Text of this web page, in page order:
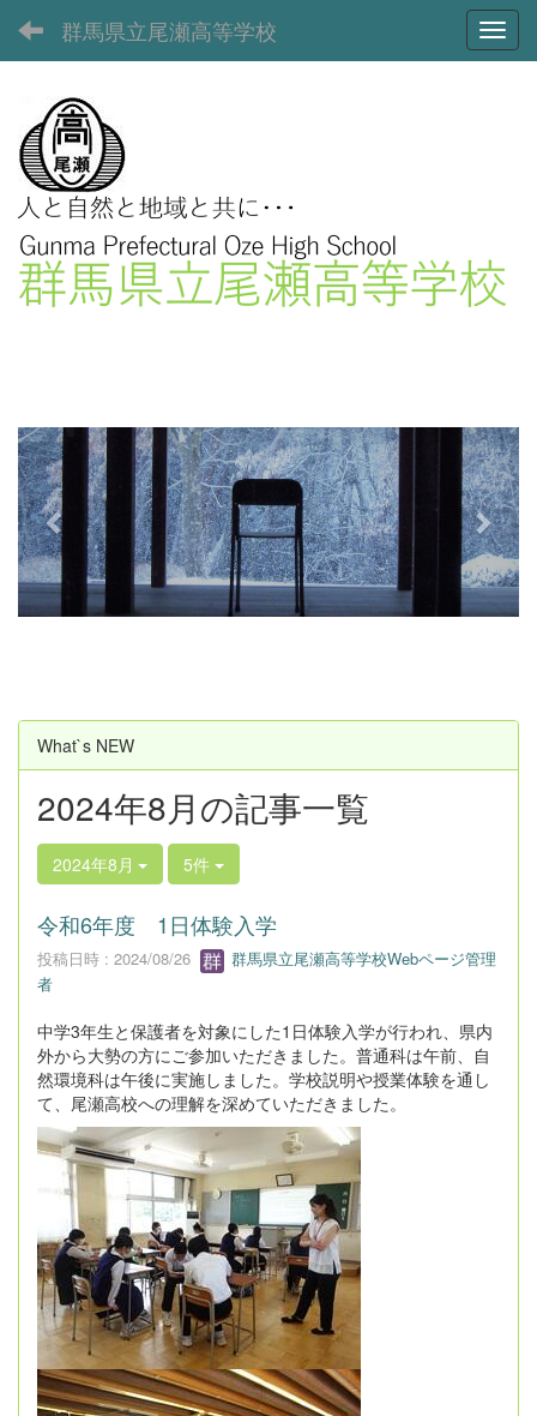
群馬県立尾瀬高等学校
e
v
i
o
u
s
x
t
What`s NEW
2024年8月の記事一覧
2024年8月 5件
令和6年度 1日体験入学
投稿日時 : 2024/08/26
群馬県立尾瀬高等学校Webページ管理
者
中学3年生と保護者を対象にした1日体験入学が行われ、県内
外から大勢の方にご参加いただきました。普通科は午前、自
然環境科は午後に実施しました。学校説明や授業体験を通し
て、尾瀬高校への理解を深めていただきました。